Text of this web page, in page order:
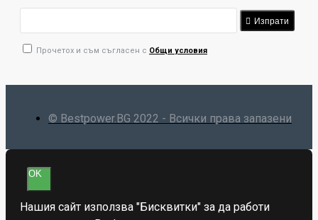
Изпрати
Прочетох и съм съгласен с Общи условия
© Bestpower.BG 2022 - Всички права запазени
OK
Нашия сайт използва "Бисквитки" за да работи